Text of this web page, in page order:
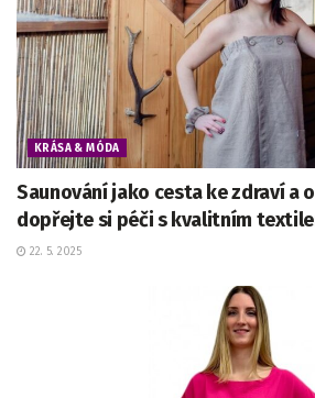
KRÁSA & MÓDA
Saunování jako cesta ke zdraví a
dopřejte si péči s kvalitním
22. 5. 2025